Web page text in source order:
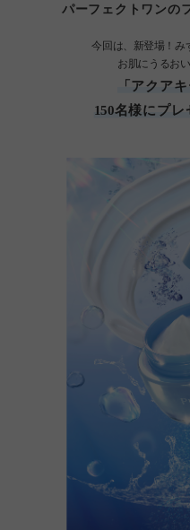
パーフェクトワンの
今回は、新登場！み
お肌にうるお
「アクア
150名様にプ